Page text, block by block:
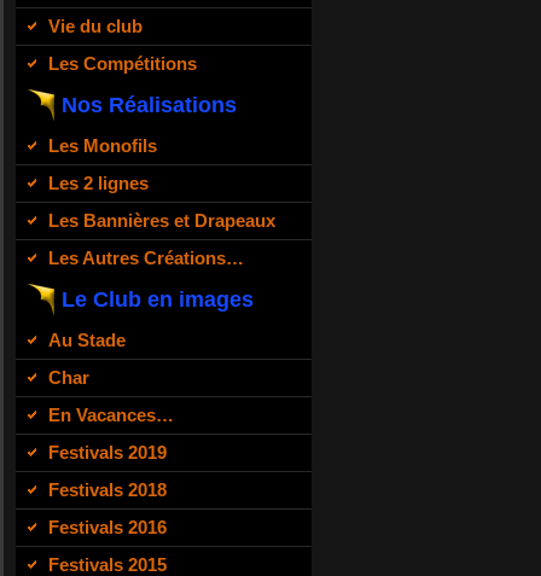
Vie du club
Les Compétitions
Nos Réalisations
Les Monofils
Les 2 lignes
Les Bannières et Drapeaux
Les Autres Créations…
Le Club en images
Au Stade
Char
En Vacances…
Festivals 2019
Festivals 2018
Festivals 2016
Festivals 2015